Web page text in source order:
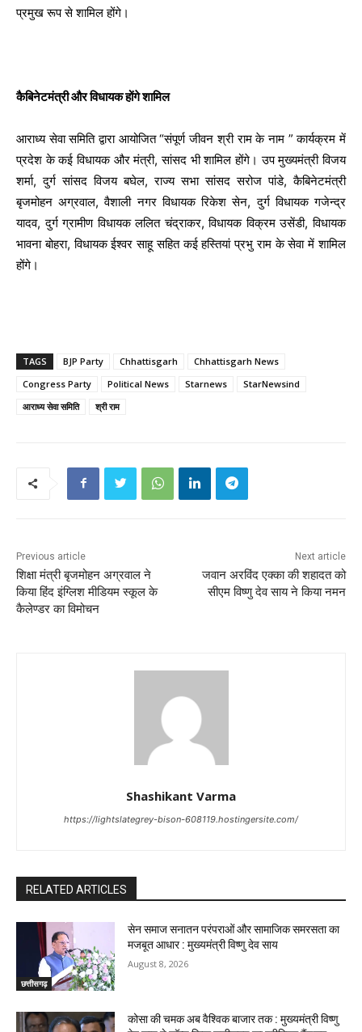
प्रमुख रूप से शामिल होंगे।
कैबिनेटमंत्री और विधायक होंगे शामिल
आराध्य सेवा समिति द्वारा आयोजित “संपूर्ण जीवन श्री राम के नाम ” कार्यक्रम में
प्रदेश के कई विधायक और मंत्री, सांसद भी शामिल होंगे। उप मुख्यमंत्री विजय
शर्मा, दुर्ग सांसद विजय बघेल, राज्य सभा सांसद सरोज पांडे, कैबिनेटमंत्री
बृजमोहन अग्रवाल, वैशाली नगर विधायक रिकेश सेन, दुर्ग विधायक गजेन्द्र
यादव, दुर्ग ग्रामीण विधायक ललित चंद्राकर, विधायक विक्रम उसेंडी, विधायक
भावना बोहरा, विधायक ईश्वर साहू सहित कई हस्तियां प्रभु राम के सेवा में शामिल
होंगे।
TAGS BJP Party Chhattisgarh
Chhattisgarh News
Congress Party
Political News Starnews
StarNewsind
आराध्य सेवा समिति
श्री राम
Previous article
शिक्षा मंत्री बृजमोहन अग्रवाल ने
किया हिंद इंग्लिश मीडियम स्कूल के
कैलेण्डर का विमोचन
Next article
जवान अरविंद एक्का की शहादत को
सीएम विष्णु देव साय ने किया नमन
Shashikant Varma
https://lightslategrey-bison-608119.hostingersite.com/
RELATED ARTICLES
छत्तीसगढ़
सेन समाज सनातन परंपराओं और सामाजिक समरसता का
मजबूत आधार : मुख्यमंत्री विष्णु देव साय
August 8, 2026
कोसा की चमक अब वैश्विक बाजार तक : मुख्यमंत्री विष्णु